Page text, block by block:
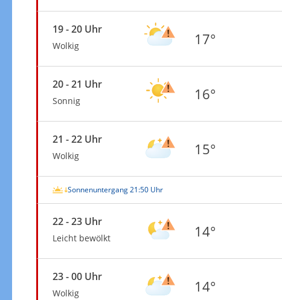
19 - 20 Uhr
Wolkig 17°
20 - 21 Uhr
Sonnig 16°
21 - 22 Uhr
Wolkig 15°
Sonnenuntergang 21:50 Uhr
22 - 23 Uhr
Leicht bewölkt 14°
23 - 00 Uhr
Wolkig 14°